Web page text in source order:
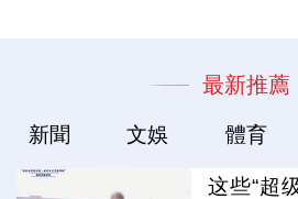
最新推薦
新聞 文娛 體育
这些“超